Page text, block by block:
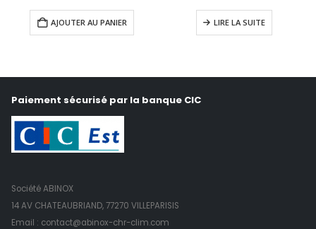
AJOUTER AU PANIER LIRE LA SUITE
Paiement sécurisé par la banque CIC
Société ABINOX
14 AV CHATEAUBRIAND, 77270 VILLEPARISIS
Email : contact@abinox-chr-clim.com